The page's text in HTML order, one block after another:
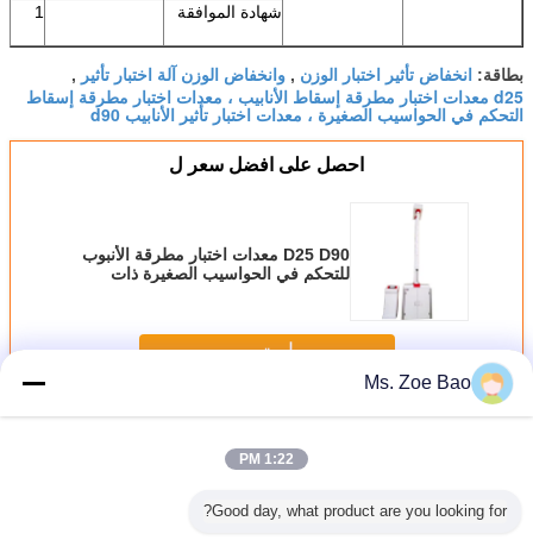
شهادة الموافقة
1
بطاقة: انخفاض تأثير اختبار الوزن , وانخفاض الوزن آلة اختبار تأثير ,
d25 معدات اختبار مطرقة إسقاط الأنابيب ، معدات اختبار مطرقة إسقاط
التحكم في الحواسيب الصغيرة ، معدات اختبار تأثير الأنابيب d90
احصل على افضل سعر ل
D25 D90 معدات اختبار مطرقة الأنبوب
للتحكم في الحواسيب الصغيرة ذات
استمر
أكثرانخفاض معدات اختبار المطرقة
Ms. Zoe Bao
1:22 PM
Good day, what product are you looking for?